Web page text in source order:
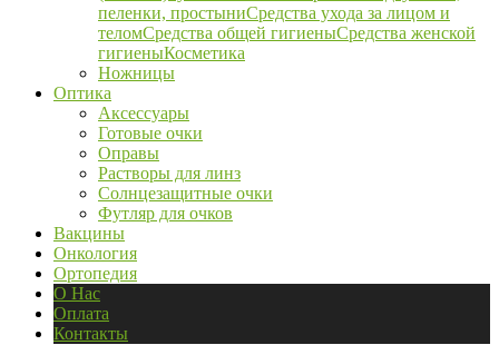
пеленки, простыниСредства ухода за лицом и
теломСредства общей гигиеныСредства женской
гигиеныКосметика
Ножницы
Оптика
Аксессуары
Готовые очки
Оправы
Растворы для линз
Солнцезащитные очки
Футляр для очков
Вакцины
Онкология
Ортопедия
О Нас
Оплата
Контакты